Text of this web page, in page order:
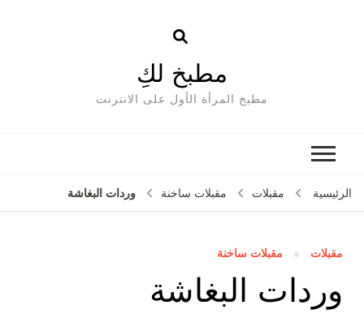
مطبخ لكِ
مطبخ المرأة الأول على الانترنت
الرئيسية مقبلات مقبلات ساخنة وردات البغاشة
مقبلات مقبلات ساخنة
وردات البغاشة